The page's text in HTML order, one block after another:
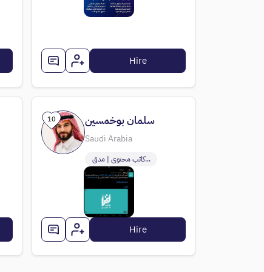
Hire
10 سلمان بوخمسين
Saudi Arabia
كاتب محتوى | مدق...
Hire